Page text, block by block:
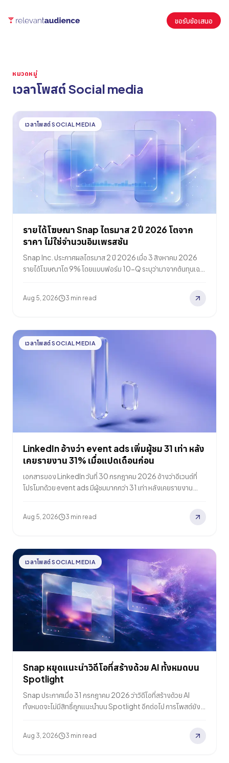
ขอรับข้อเสนอ
หมวดหมู่
เวลาโพสต์ Social media
บทความ
เวลาโพสต์ SOCIAL MEDIA
รายได้โฆษณา Snap ไตรมาส 2 ปี 2026 โตจาก
ราคา ไม่ใช่จำนวนอิมเพรสชัน
Snap Inc. ประกาศผลไตรมาส 2 ปี 2026 เมื่อ 3 สิงหาคม 2026
รายได้โฆษณาโต 9% โดยแบบฟอร์ม 10-Q ระบุว่ามาจากต้นทุนเฉลี่
Aug 5, 2026 3 min read
เวลาโพสต์ SOCIAL MEDIA
LinkedIn อ้างว่า event ads เพิ่มผู้ชม 31 เท่า หลัง
เคยรายงาน 31% เมื่อแปดเดือนก่อน
เอกสารของ LinkedIn วันที่ 30 กรกฎาคม 2026 อ้างว่าอีเวนต์ที่
โปรโมทด้วย event ads มีผู้ชมมากกว่า 31 เท่า หลังเคยรายงาน
Aug 5, 2026 3 min read
เวลาโพสต์ SOCIAL MEDIA
Snap หยุดแนะนำวิดีโอที่สร้างด้วย AI ทั้งหมดบน
Spotlight
Snap ประกาศเมื่อ 31 กรกฎาคม 2026 ว่าวิดีโอที่สร้างด้วย AI
ทั้งหมดจะไม่มีสิทธิ์ถูกแนะนำบน Spotlight อีกต่อไป การโพสต์ยัง
Aug 3, 2026 3 min read